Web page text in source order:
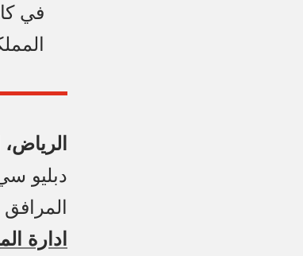
في
الرياض،
دبليو
المرافق
ادارة